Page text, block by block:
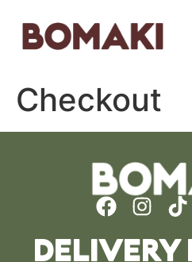
Checkout
DELIVERY